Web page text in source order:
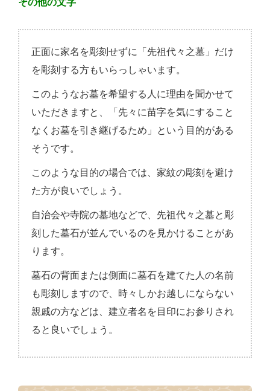
正面に家名を彫刻せずに「先祖代々之墓」だけ
を彫刻する方もいらっしゃいます。
このようなお墓を希望する人に理由を聞かせて
いただきますと、「先々に苗字を気にすること
なくお墓を引き継げるため」という目的がある
そうです。
このような目的の場合では、家紋の彫刻を避け
た方が良いでしょう。
自治会や寺院の墓地などで、先祖代々之墓と彫
刻した墓石が並んでいるのを見かけることがあ
ります。
墓石の背面または側面に墓石を建てた人の名前
も彫刻しますので、時々しかお越しにならない
親戚の方などは、建立者名を目印にお参りされ
ると良いでしょう。